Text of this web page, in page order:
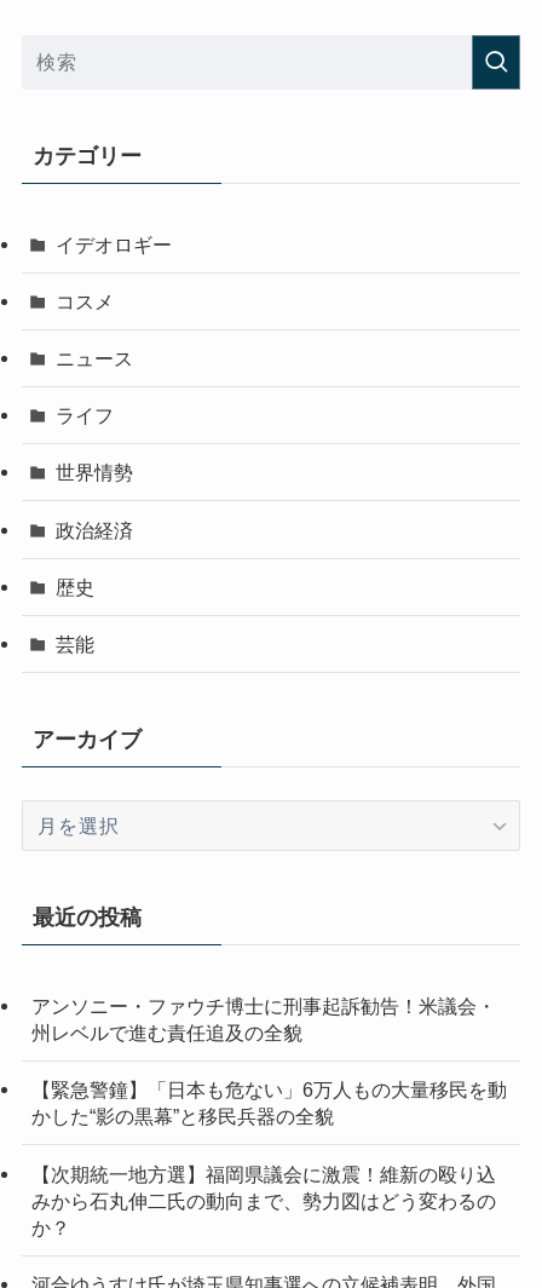
カテゴリー
イデオロギー
コスメ
ニュース
ライフ
世界情勢
政治経済
歴史
芸能
アーカイブ
イ
最近の投稿
アンソニー・ファウチ博士に刑事起訴勧告！米議会・
州レベルで進む責任追及の全貌
【緊急警鐘】「日本も危ない」6万人もの大量移民を動
かした“影の黒幕”と移民兵器の全貌
【次期統一地方選】福岡県議会に激震！維新の殴り込
みから石丸伸二氏の動向まで、勢力図はどう変わるの
か？